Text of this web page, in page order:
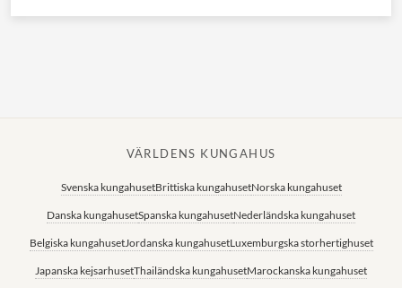
VÄRLDENS KUNGAHUS
Svenska kungahusetBrittiska kungahusetNorska kungahuset
Danska kungahusetSpanska kungahusetNederländska kungahuset
Belgiska kungahusetJordanska kungahusetLuxemburgska storhertighuset
Japanska kejsarhusetThailändska kungahusetMarockanska kungahuset